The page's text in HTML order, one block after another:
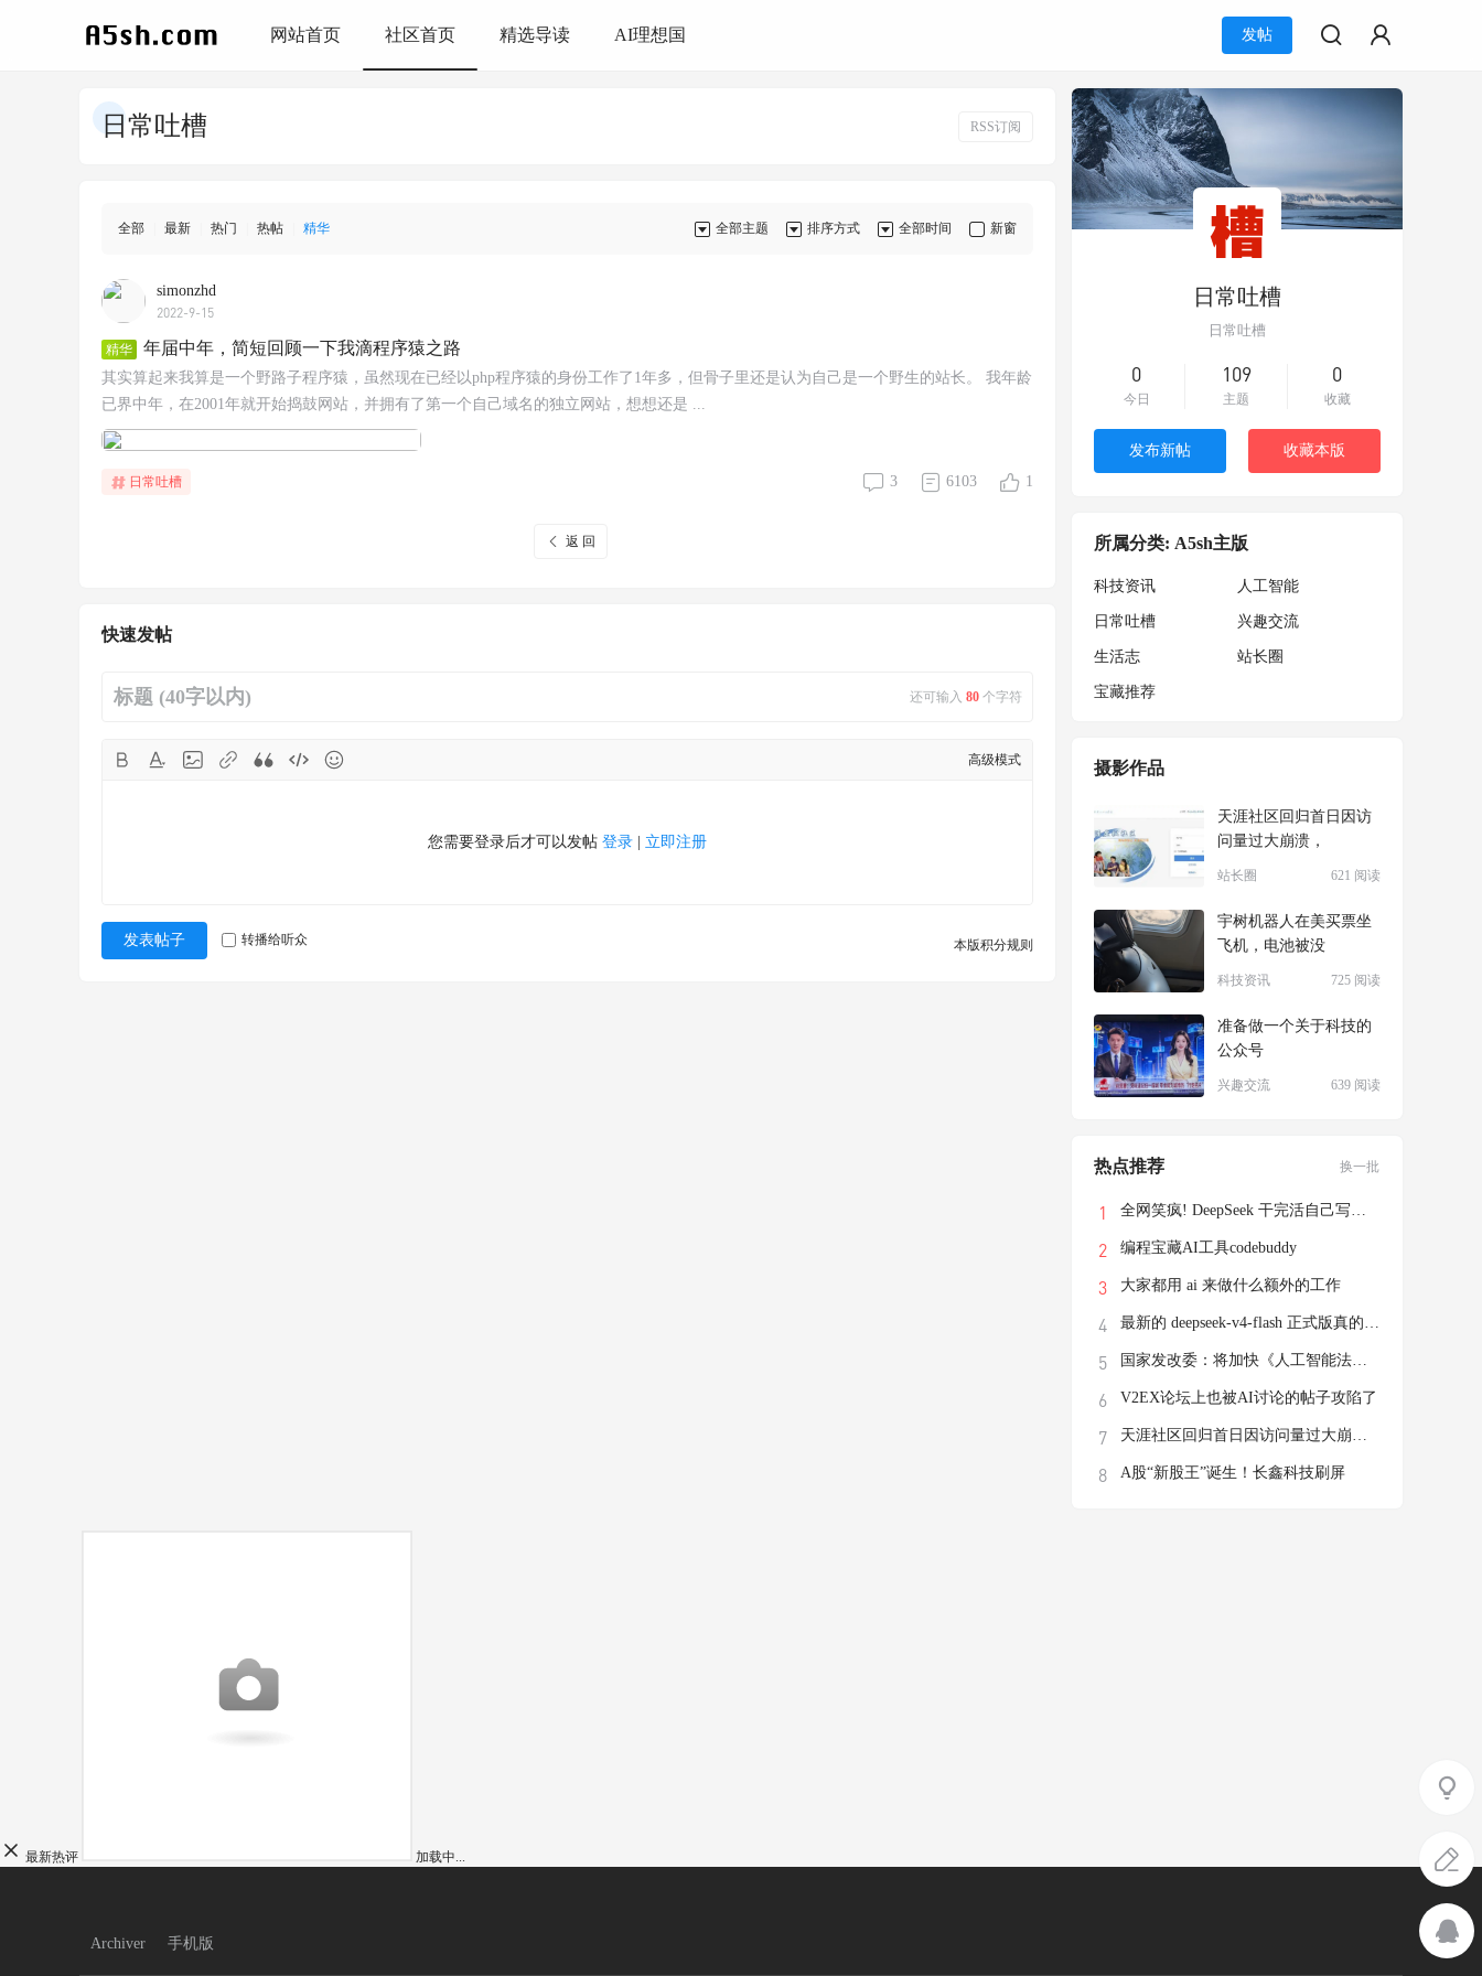
网站首页 社区首页 精选导读 AI理想国 发帖
日常吐槽 RSS订阅
新窗
全部时间
排序方式
全部主题
全部 最新 热门 热帖 精华
simonzhd
2022-9-15
精华 年届中年，简短回顾一下我滴程序猿之路
其实算起来我算是一个野路子程序猿，虽然现在已经以php程序猿的身份工作了1年多，但骨子里还是认为自己是一个野生的站长。 我年龄
已界中年，在2001年就开始捣鼓网站，并拥有了第一个自己域名的独立网站，想想还是 ...
日常吐槽 3 6103 1
返 回
快速发帖
还可输入 80 个字符
高级模式
您需要登录后才可以发帖 登录 立即注册
本版积分规则
发表帖子 转播给听众
日常吐槽
日常吐槽
0
今日
109
主题
0
收藏
发布新帖 收藏本版
所属分类: A5sh主版
科技资讯 人工智能
日常吐槽 兴趣交流
生活志 站长圈
宝藏推荐
摄影作品
天涯社区回归首日因访
问量过大崩溃，
621 阅读
站长圈
宇树机器人在美买票坐
飞机，电池被没
725 阅读
科技资讯
准备做一个关于科技的
公众号
639 阅读
兴趣交流
热点推荐 换一批
全网笑疯! DeepSeek 干完活自己写了个游戏
编程宝藏AI工具codebuddy
大家都用 ai 来做什么额外的工作
最新的 deepseek-v4-flash 正式版真的有这
国家发改委：将加快《人工智能法》立法进程
V2EX论坛上也被AI讨论的帖子攻陷了
天涯社区回归首日因访问量过大崩溃，前执行
A股“新股王”诞生！长鑫科技刷屏
最新热评 加载中...
Archiver 手机版